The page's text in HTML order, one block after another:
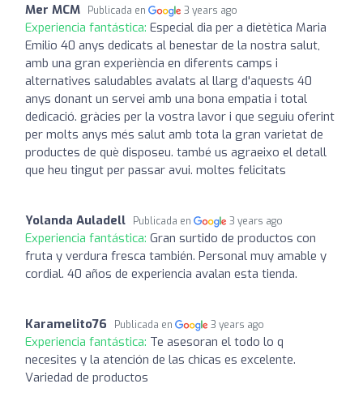
Mer MCM Publicada en 3 years ago
Experiencia fantástica: Especial dia per a dietètica Maria
Emilio 40 anys dedicats al benestar de la nostra salut,
amb una gran experiència en diferents camps i
alternatives saludables avalats al llarg d'aquests 40
anys donant un servei amb una bona empatia i total
dedicació. gràcies per la vostra lavor i que seguiu oferint
per molts anys més salut amb tota la gran varietat de
productes de què disposeu. també us agraeixo el detall
que heu tingut per passar avui. moltes felicitats
Yolanda Auladell Publicada en 3 years ago
Experiencia fantástica: Gran surtido de productos con
fruta y verdura fresca también. Personal muy amable y
cordial. 40 años de experiencia avalan esta tienda.
Karamelito76 Publicada en 3 years ago
Experiencia fantástica: Te asesoran el todo lo q
necesites y la atención de las chicas es excelente.
Variedad de productos